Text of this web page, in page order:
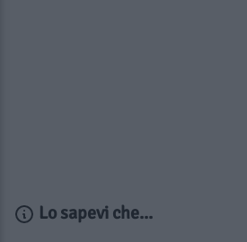
Lo sapevi che...